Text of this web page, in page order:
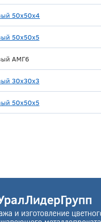
50х50х4
50х50х5
АМГ6
30х30х3
50х50х5